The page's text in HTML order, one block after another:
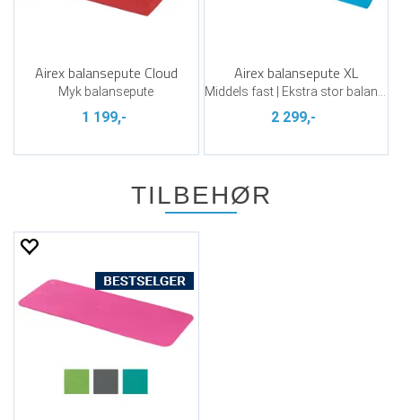
Airex balansepute Cloud
Myk balansepute
1 199,-
Airex balansepute XL
2 299,-
TILBEHØR